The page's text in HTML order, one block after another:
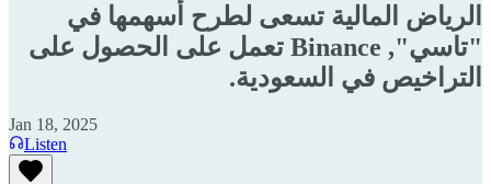
الرياض المالية تسعى لطرح أسهمها في
"تاسي", Binance تعمل على الحصول على
التراخيص في السعودية.
Jan 18, 2025
Listen